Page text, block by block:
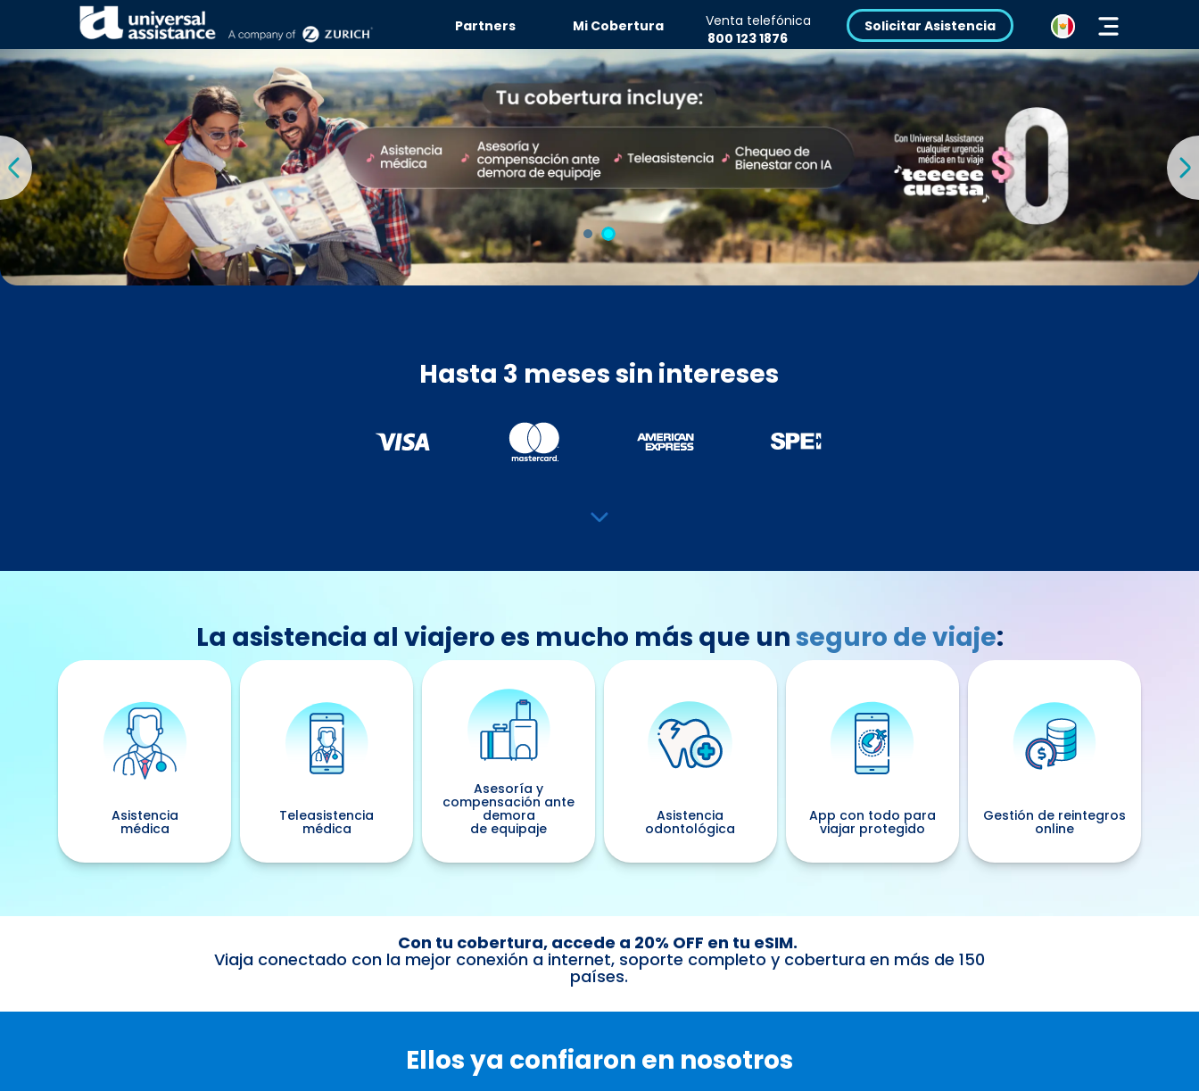
Partners Mi Cobertura
Venta telefónica
800 123 1876
Solicitar Asistencia
Hasta 3 mesessin intereses
La asistencia al viajero es mucho más que unseguro de viaje:
Asistencia
médica
Teleasistencia
médica
Asesoría y
compensación ante
demora
de equipaje
Asistencia
odontológica
App con todo para
viajar protegido
Gestión de reintegros
online
Con tu cobertura, accede a 20% OFF en tu eSIM.
Viaja conectado con la mejor conexión a internet, soporte completo y cobertura en más de 150
países.
Ellos ya confiaron en nosotros